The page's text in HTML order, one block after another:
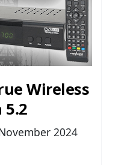
Wireless
5.2
2024